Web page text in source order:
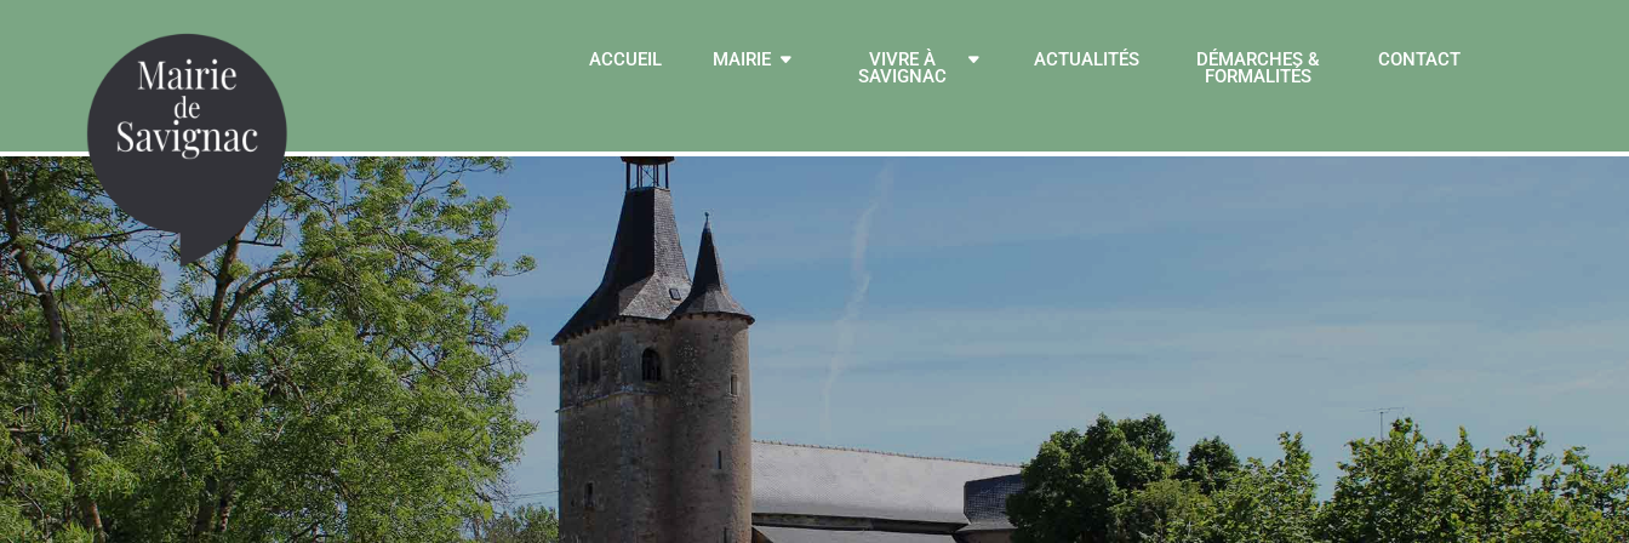
ACCUEIL MAIRIE VIVRE À
SAVIGNAC
ACTUALITÉS DÉMARCHES &
FORMALITÉS
CONTACT